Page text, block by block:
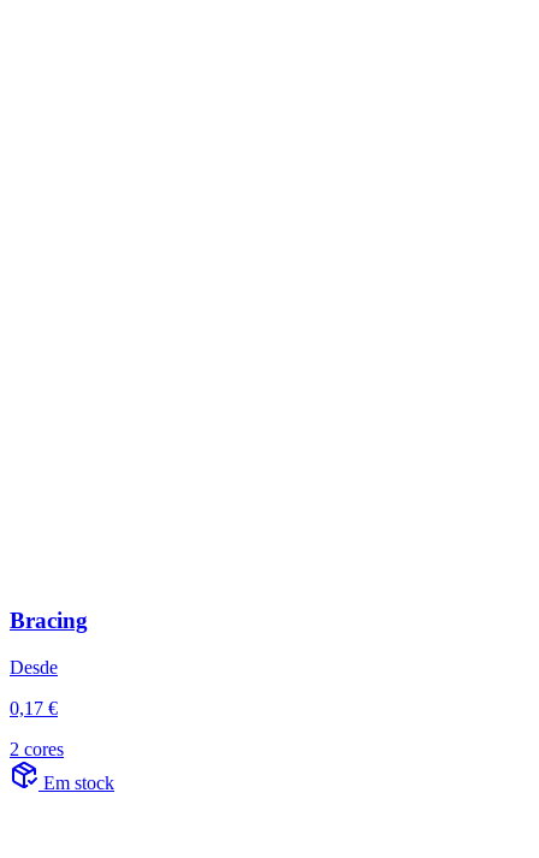
Bracing
Desde
0,17 €
2 cores
Em stock